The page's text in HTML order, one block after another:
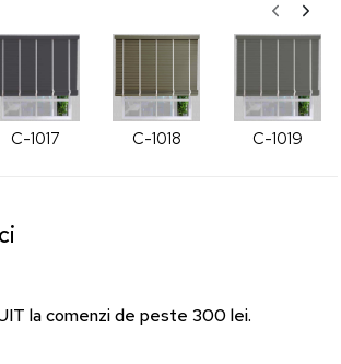
C-1017 C-1018 C-1019
la comenzi de peste 300 lei.